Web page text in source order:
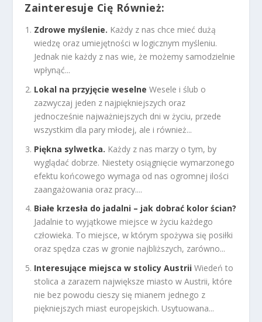
Zainteresuje Cię Również:
Zdrowe myślenie. Każdy z nas chce mieć dużą
wiedzę oraz umiejętności w logicznym myśleniu.
Jednak nie każdy z nas wie, że możemy samodzielnie
wpłynąć...
Lokal na przyjęcie weselne Wesele i ślub o
zazwyczaj jeden z najpiękniejszych oraz
jednocześnie najważniejszych dni w życiu, przede
wszystkim dla pary młodej, ale i również...
Piękna sylwetka. Każdy z nas marzy o tym, by
wyglądać dobrze. Niestety osiągnięcie wymarzonego
efektu końcowego wymaga od nas ogromnej ilości
zaangażowania oraz pracy....
Białe krzesła do jadalni – jak dobrać kolor ścian?
Jadalnie to wyjątkowe miejsce w życiu każdego
człowieka. To miejsce, w którym spożywa się posiłki
oraz spędza czas w gronie najbliższych, zarówno...
Interesujące miejsca w stolicy Austrii Wiedeń to
stolica a zarazem największe miasto w Austrii, które
nie bez powodu cieszy się mianem jednego z
piękniejszych miast europejskich. Usytuowana...